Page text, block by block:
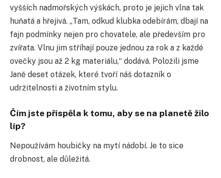
vyšších nadmořských výškách, proto je jejich vlna tak
huňatá a hřejivá. „Tam, odkud klubka odebírám, dbají na
fajn podmínky nejen pro chovatele, ale především pro
zvířata. Vlnu jim stříhají pouze jednou za rok a z každé
ovečky jsou až 2 kg materiálu,“ dodává. Položili jsme
Janě deset otázek, které tvoří náš dotazník o
udržitelnosti a životním stylu.
Čím jste přispěla k tomu, aby se na planetě žilo
líp?
Nepoužívám houbičky na mytí nádobí. Je to sice
drobnost, ale důležitá.